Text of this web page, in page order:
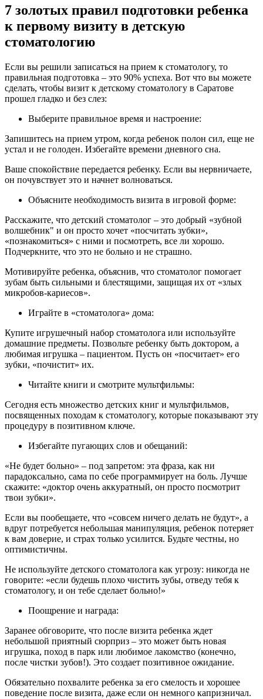
7 золотых правил подготовки ребенка
к первому визиту в детскую
стоматологию
Если вы решили записаться на прием к стоматологу, то
правильная подготовка – это 90% успеха. Вот что вы можете
сделать, чтобы визит к детскому стоматологу в Саратове
прошел гладко и без слез:
Выберите правильное время и настроение:
Запишитесь на прием утром, когда ребенок полон сил, еще не
устал и не голоден. Избегайте времени дневного сна.
Ваше спокойствие передается ребенку. Если вы нервничаете,
он почувствует это и начнет волноваться.
Объясните необходимость визита в игровой форме:
Расскажите, что детский стоматолог – это добрый «зубной
волшебник" и он просто хочет «посчитать зубки»,
«познакомиться» с ними и посмотреть, все ли хорошо.
Подчеркните, что это не больно и не страшно.
Мотивируйте ребенка, объяснив, что стоматолог помогает
зубам быть сильными и блестящими, защищая их от «злых
микробов-кариесов».
Играйте в «стоматолога» дома:
Купите игрушечный набор стоматолога или используйте
домашние предметы. Позвольте ребенку быть доктором, а
любимая игрушка – пациентом. Пусть он «посчитает» его
зубки, «почистит» их.
Читайте книги и смотрите мультфильмы:
Сегодня есть множество детских книг и мультфильмов,
посвященных походам к стоматологу, которые показывают эту
процедуру в позитивном ключе.
Избегайте пугающих слов и обещаний:
«Не будет больно» – под запретом: эта фраза, как ни
парадоксально, сама по себе программирует на боль. Лучше
скажите: «доктор очень аккуратный, он просто посмотрит
твои зубки».
Если вы пообещаете, что «совсем ничего делать не будут», а
вдруг потребуется небольшая манипуляция, ребенок потеряет
к вам доверие, и страх только усилится. Будьте честны, но
оптимистичны.
Не используйте детского стоматолога как угрозу: никогда не
говорите: «если будешь плохо чистить зубы, отведу тебя к
стоматологу, и он тебе сделает больно!»
Поощрение и награда:
Заранее обговорите, что после визита ребенка ждет
небольшой приятный сюрприз – это может быть новая
игрушка, поход в парк или любимое лакомство (конечно,
после чистки зубов!). Это создает позитивное ожидание.
Обязательно похвалите ребенка за его смелость и хорошее
поведение после визита, даже если он немного капризничал.